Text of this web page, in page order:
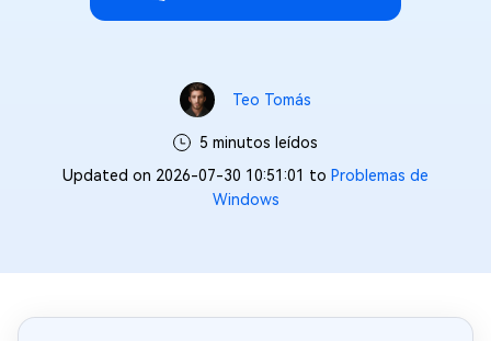
Teo Tomás
5 minutos leídos
Updated on 2026-07-30 10:51:01 to Problemas de
Windows